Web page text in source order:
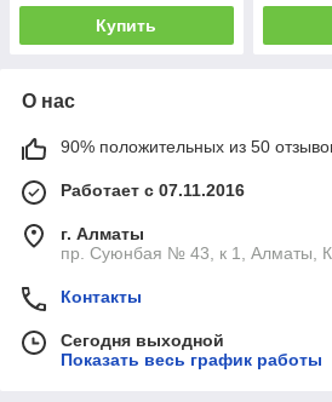
Купить
О нас
90% положительных из 50
Работает с 07.11.2016
г. Алматы
пр. Суюнбая № 43, к 1, Алматы,
Контакты
Сегодня выходной
Показать весь график работы